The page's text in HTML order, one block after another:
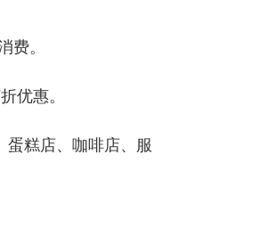
费。
优惠。
蛋糕店、咖啡店、服